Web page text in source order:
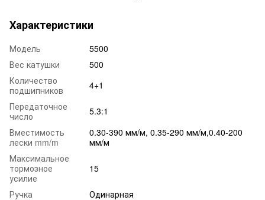
Характеристики
Модель
5500
Вес катушки
500
Количество
подшипников
4+1
Передаточное
число
5.3:1
Вместимость
лески mm/m
0.30-390 мм/м, 0.35-290 мм/м,0.40-200
мм/м
Максимальное
тормозное
усилие
15
Ручка
Одинарная